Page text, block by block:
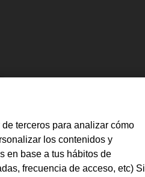
terceros para analizar cómo
los contenidos y
en base a tus hábitos de
frecuencia de acceso, etc) Si